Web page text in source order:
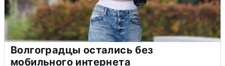
Волгоградцы остались без
мобильного интернета